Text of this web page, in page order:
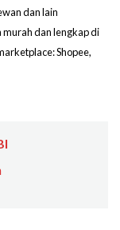
dan lain
murah dan lengkap di
Shopee,